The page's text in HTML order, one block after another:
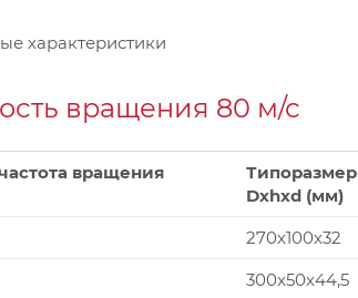
характеристики
вращения 80 м/с
вращения
Типоразмер
Dxhxd (мм)
270x100x32
300x50x44,5